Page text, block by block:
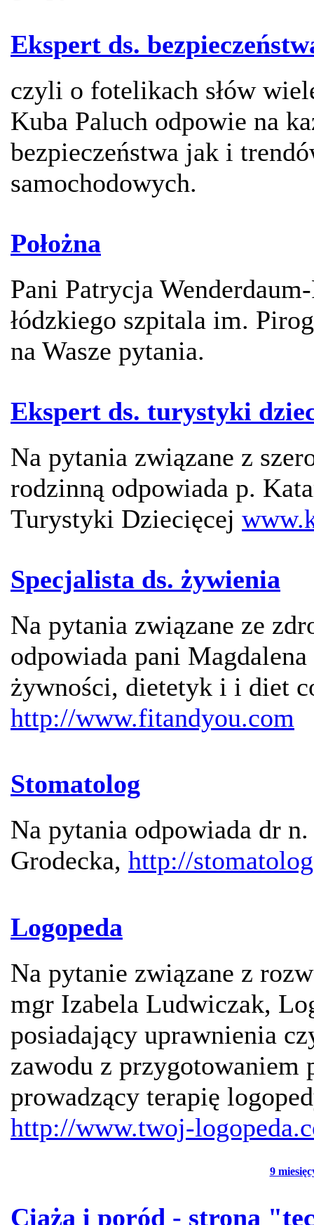
Ekspert ds.
czyli o fotelikach słów
Kuba Paluch odpowie na
bezpieczeństwa jak i
samochodowych.
Położna
Pani Patrycja
łódzkiego szpitala im.
na Wasze pytania.
Ekspert ds. turystyki
Na pytania związane z
rodzinną odpowiada p.
Turystyki Dziecięcej
Specjalista ds. żywienia
Na pytania związane ze
odpowiada pani
żywności, dietetyk i i diet
http://www.fitandyou.com
Stomatolog
Na pytania odpowiada dr
Grodecka, http://
Logopeda
Na pytanie związane z
mgr Izabela Ludwiczak,
posiadający uprawnienia
zawodu z przygotowaniem
prowadzący terapię
http://www.twoj-
9
Ciąża i poród - strona